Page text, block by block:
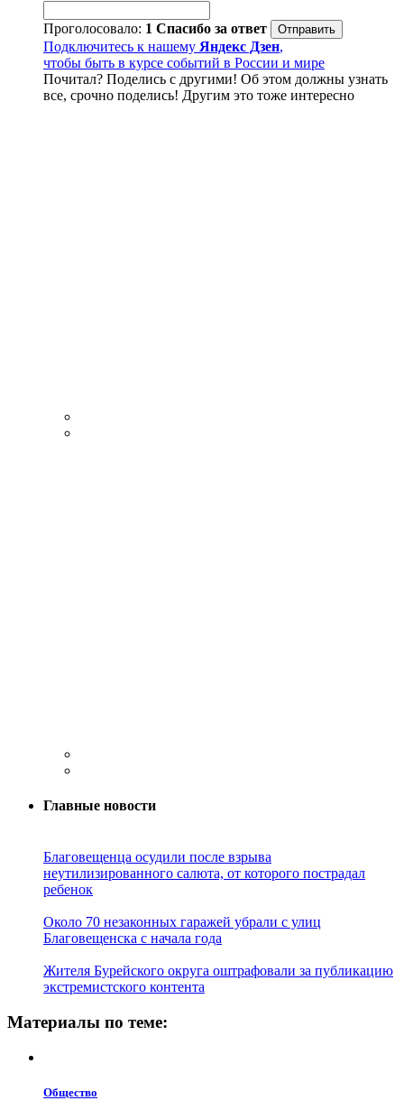
Проголосовало: 1 Спасибо за ответ
Подключитесь к нашему Яндекс Дзен,
чтобы быть в курсе событий в России и мире
Почитал? Поделись с другими! Об этом должны узнать
все, срочно поделись! Другим это тоже интересно
Главные новости
Благовещенца осудили после взрыва
неутилизированного салюта, от которого пострадал
ребенок
Около 70 незаконных гаражей убрали с улиц
Благовещенска с начала года
Жителя Бурейского округа оштрафовали за публикацию
экстремистского контента
Материалы по теме:
Общество